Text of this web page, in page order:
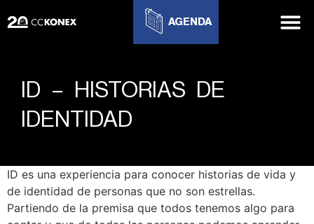
AGENDA
ID – HISTORIAS DE
IDENTIDAD
ID es una experiencia para conocer historias de vida y
de identidad de personas que no son estrellas.
Partiendo de la premisa que todos tenemos algo para